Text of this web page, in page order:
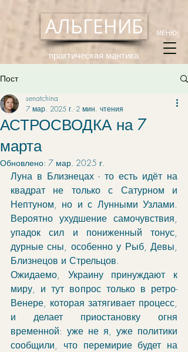
АЛЬГЕНИБ
практическая мантика
МЕНЮ:
Пост
АСТРОСВОДКА на 7
марта
senatchina
7 мар. 2025 г. 2 мин. чтения
Обновлено: 7 мар. 2025 г.
Луна в Близнецах - то есть идёт на
квадрат не только с Сатурном и
Нептуном, но и с Лунными Узлами.
Вероятно ухудшение самочувствия,
упадок сил и пониженный тонус,
дурные сны, особенно у Рыб, Девы,
Близнецов и Стрельцов.
Ожидаемо, Украину принуждают к
миру, и тут вопрос только в ретро-
Венере, которая затягивает процесс,
и делает приостановку огня
временной: уже не я, уже политики
сообщили, что перемирие будет на